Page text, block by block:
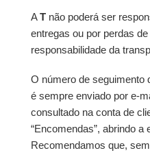
AT não poderá ser
entregas ou por perdas
responsabilidade da
O número de seguimento
é sempre enviado por e-
consultado na conta de
“Encomendas”, abrindo
Recomendamos que,